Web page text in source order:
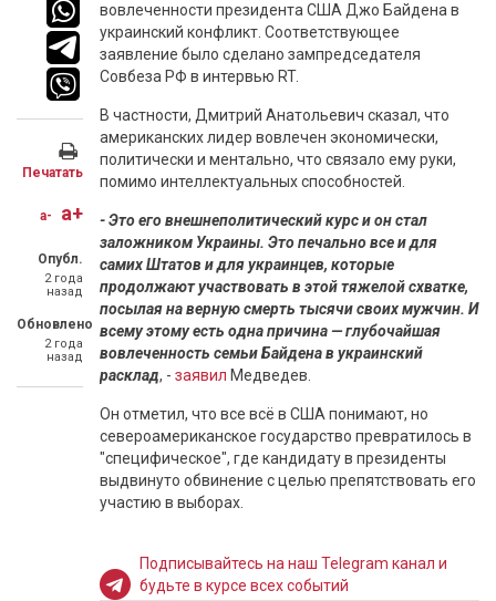
Печатать
a- a+
Опубл.
2 года
назад
Обновлено
2 года
назад
вовлеченности президента США Джо Байдена в
украинский конфликт. Соответствующее
заявление было сделано зампредседателя
Совбеза РФ в интервью RT.
В частности, Дмитрий Анатольевич сказал, что
американских лидер вовлечен экономически,
политически и ментально, что связало ему руки,
помимо интеллектуальных способностей.
- Это его внешнеполитический курс и он стал
заложником Украины. Это печально все и для
самих Штатов и для украинцев, которые
продолжают участвовать в этой тяжелой схватке,
посылая на верную смерть тысячи своих мужчин. И
всему этому есть одна причина — глубочайшая
вовлеченность семьи Байдена в украинский
расклад, - заявил Медведев.
Он отметил, что все всё в США понимают, но
североамериканское государство превратилось в
"специфическое", где кандидату в президенты
выдвинуто обвинение с целью препятствовать его
участию в выборах.
Подписывайтесь на наш Telegram канал и
будьте в курсе всех событий